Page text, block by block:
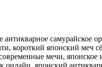
антикварное самурайское
короткий японский меч
мечи, японское